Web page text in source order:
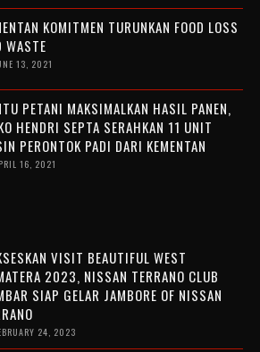
KOMITMEN TURUNKAN FOOD LOSS
WASTE
13, 2021
PETANI MAKSIMALKAN HASIL PANEN,
HENDRI SEPTA SERAHKAN 11 UNIT
PERONTOK PADI DARI KEMENTAN
16, 2021
VISIT BEAUTIFUL WEST
2023, NISSAN TERRANO CLUB
SIAP GELAR JAMBORE OF NISSAN
24, 2023